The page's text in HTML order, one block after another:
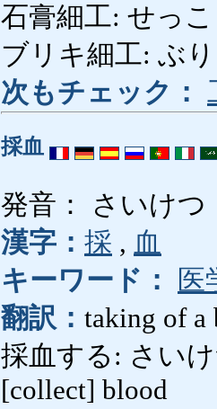
石膏細工: せっ
ブリキ細工: ぶ
次もチェック：
採血
発音： さいけつ
漢字： 採 , 血
キーワード：
医
翻訳： taking of a
採血する: さいけ
[collect] blood